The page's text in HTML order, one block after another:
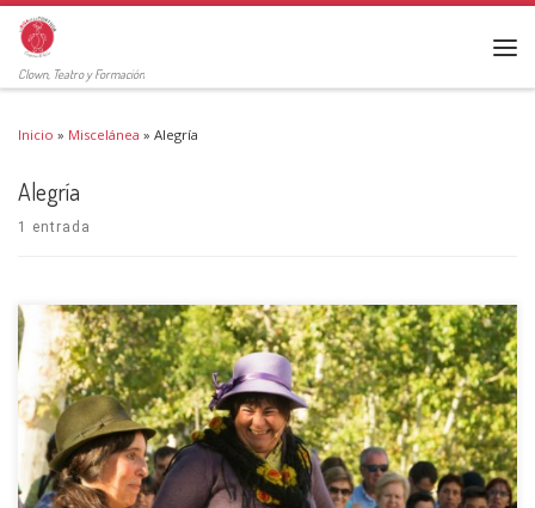
Clown, Teatro y Formación
Inicio » Miscelánea » Alegría
Alegría
1 entrada
Más alegría, más teatro Sabemos una cosa: este verano necesitaremos
alegría. Desde la Cía la Risa de la Tortuga estamos trabajando para que
puedas llevar a tu municipio el teatro con las mayores garantías, y la
mayor llegada a toda […]